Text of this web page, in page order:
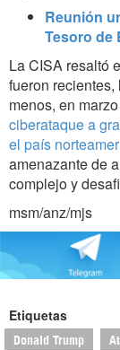
Reunión
Tesoro de
La CISA resaltó
fueron
menos, en
ciberataque a
el país
amenazante de
complejo y
msm/anz/mjs
Etiquetas
Donald Trump